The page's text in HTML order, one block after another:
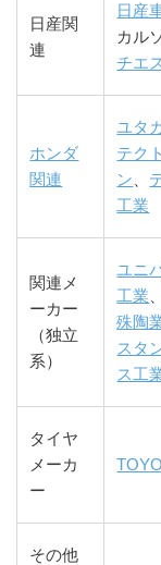
日産関
連
日産
カル
チエ
ホンダ
関連
ユタ
テクト
ン
工業
関連メ
ーカー
（独立
系）
ユニ
工業
殊陶
スタ
ス工
タイヤ
メーカ
ー
その他